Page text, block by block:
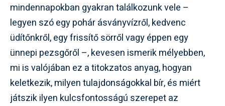
mindennapokban gyakran találkozunk vele –
legyen szó egy pohár ásványvízről, kedvenc
üdítőnkről, egy frissítő sörről vagy éppen egy
ünnepi pezsgőről –, kevesen ismerik mélyebben,
mi is valójában ez a titokzatos anyag, hogyan
keletkezik, milyen tulajdonságokkal bír, és miért
játszik ilyen kulcsfontosságú szerepet az